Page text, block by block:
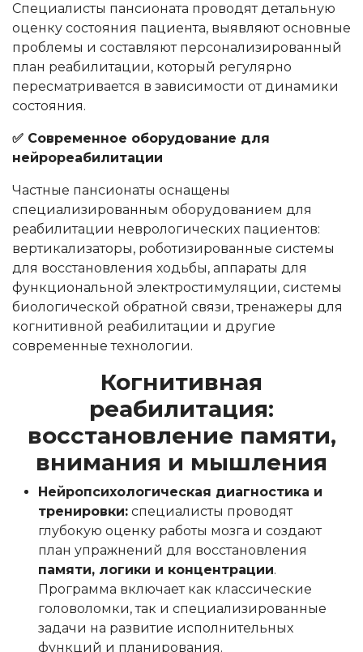
Специалисты пансионата проводят детальную
оценку состояния пациента, выявляют основные
проблемы и составляют персонализированный
план реабилитации, который регулярно
пересматривается в зависимости от динамики
состояния.
✅ Современное оборудование для
нейрореабилитации
Частные пансионаты оснащены
специализированным оборудованием для
реабилитации неврологических пациентов:
вертикализаторы, роботизированные системы
для восстановления ходьбы, аппараты для
функциональной электростимуляции, системы
биологической обратной связи, тренажеры для
когнитивной реабилитации и другие
современные технологии.
Когнитивная
реабилитация:
восстановление памяти,
внимания и мышления
Нейропсихологическая диагностика и
тренировки: специалисты проводят
глубокую оценку работы мозга и создают
план упражнений для восстановления
памяти, логики и концентрации.
Программа включает как классические
головоломки, так и специализированные
задачи на развитие исполнительных
функций и планирования.